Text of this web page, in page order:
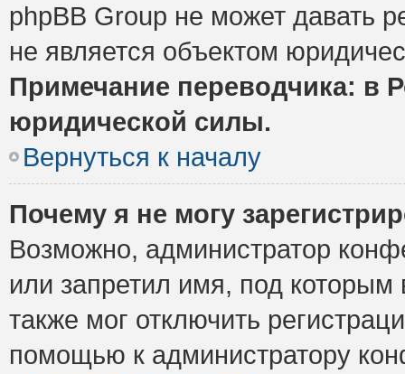
phpBB Group не может давать
не является объектом
Примечание переводчика: в
юридической силы.
Вернуться к началу
Почему я не могу
Возможно, администратор
или запретил имя, под которым
также мог отключить
помощью к администратору